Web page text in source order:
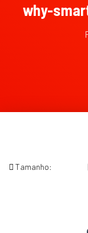
why-
Tamanho: